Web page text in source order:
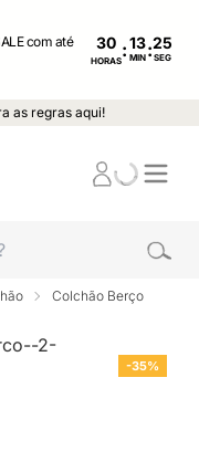
com até
30
HORAS: MIN : SEG
as regras aqui!
Colchão Berço
-35%